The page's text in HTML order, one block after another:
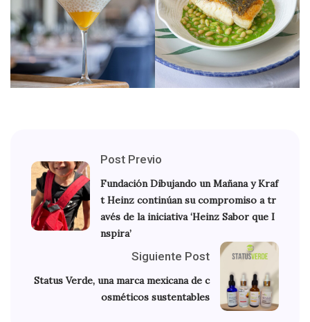
Post Previo
Fundación Dibujando un Mañana y Kraf
t Heinz continúan su compromiso a tr
avés de la iniciativa ‘Heinz Sabor que I
nspira’
Siguiente Post
Status Verde, una marca mexicana de c
osméticos sustentables